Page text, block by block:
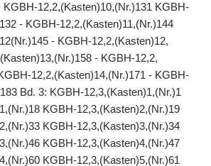
KGBH-12,2,(Kasten)10,(Nr.)131 KGBH-
- KGBH-12,2,(Kasten)11,(Nr.)144
- KGBH-12,2,(Kasten)12,
- KGBH-12,2,
12,2,(Kasten)14,(Nr.)171 - KGBH-
Bd. 3: KGBH-12,3,(Kasten)1,(Nr.)1
KGBH-12,3,(Kasten)2,(Nr.)19
KGBH-12,3,(Kasten)3,(Nr.)34
KGBH-12,3,(Kasten)4,(Nr.)47
KGBH-12,3,(Kasten)5,(Nr.)61